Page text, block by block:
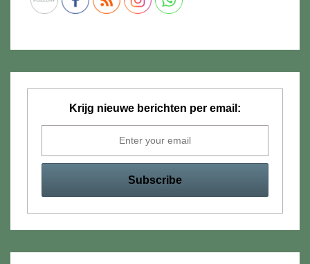
Krijg nieuwe berichten per email: